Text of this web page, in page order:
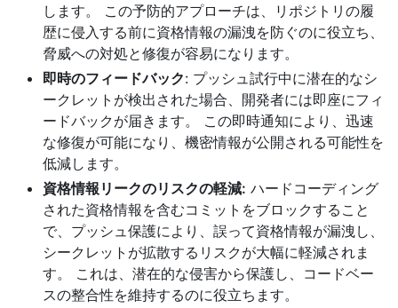
します。 この予防的アプローチは、リポジトリの履
歴に侵入する前に資格情報の漏洩を防ぐのに役立ち、
脅威への対処と修復が容易になります。
即時のフィードバック: プッシュ試行中に潜在的なシ
ークレットが検出された場合、開発者には即座にフィ
ードバックが届きます。 この即時通知により、迅速
な修復が可能になり、機密情報が公開される可能性を
低減します。
資格情報リークのリスクの軽減: ハードコーディング
された資格情報を含むコミットをブロックすること
で、プッシュ保護により、誤って資格情報が漏洩し、
シークレットが拡散するリスクが大幅に軽減されま
す。 これは、潜在的な侵害から保護し、コードベー
スの整合性を維持するのに役立ちます。